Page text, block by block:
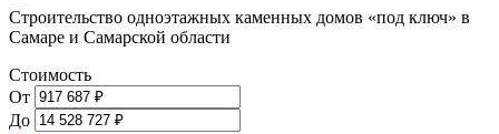
Строительство одноэтажных каменных домов «под ключ» в
Самаре и Самарской области
Стоимость
От
До